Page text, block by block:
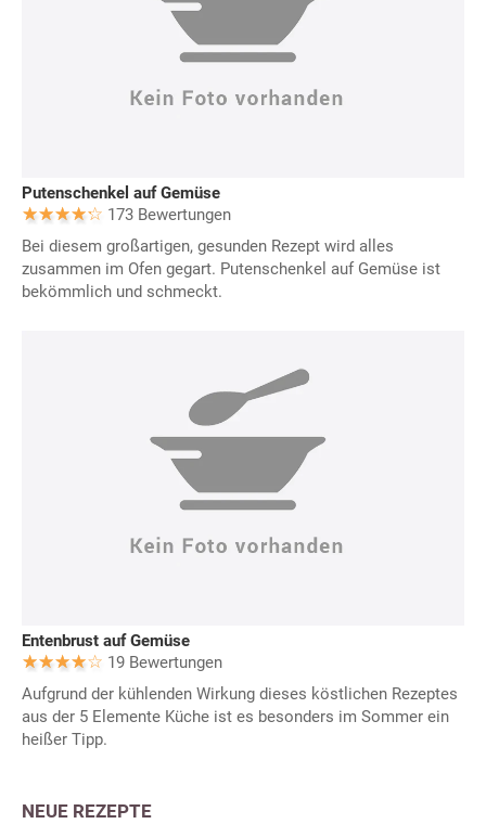
Putenschenkel auf Gemüse
173 Bewertungen
Bei diesem großartigen, gesunden Rezept wird alles
zusammen im Ofen gegart. Putenschenkel auf Gemüse ist
bekömmlich und schmeckt.
Entenbrust auf Gemüse
19 Bewertungen
Aufgrund der kühlenden Wirkung dieses köstlichen Rezeptes
aus der 5 Elemente Küche ist es besonders im Sommer ein
heißer Tipp.
NEUE REZEPTE